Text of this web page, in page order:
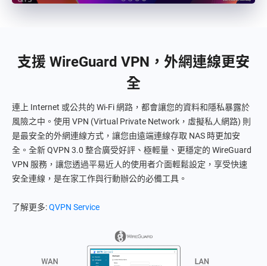
支援 WireGuard VPN，外網連線更安
全
連上 Internet 或公共的 Wi-Fi 網路，都會讓您的資料和隱私暴露於
風險之中。使用 VPN (Virtual Private Network，虛擬私人網路) 則
是最安全的外網連線方式，讓您由遠端連線存取 NAS 時更加安
全。全新 QVPN 3.0 整合廣受好評、極輕量、更穩定的 WireGuard
VPN 服務，讓您透過平易近人的使用者介面輕鬆設定，享受快速
安全連線，是在家工作與行動辦公的必備工具。
了解更多:QVPN Service